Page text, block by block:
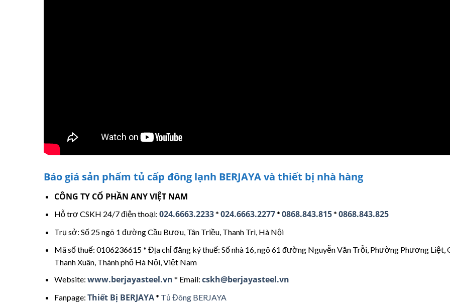
Báo giá sản phẩm tủ cấp đông lạnh BERJAYA và thiết bị nhà hàng
CÔNG TY CỔ PHẦN ANY VIỆT NAM
Hỗ trợ CSKH 24/7 điện thoại: 024.6663.2233* 024.6663.2277* 0868.843.815* 0868.843.825
Trụ sở: Số 25 ngõ 1 đường Cầu Bươu, Tân Triều, Thanh Trì, Hà Nội
Mã số thuế: 0106236615 * Địa chỉ đăng ký thuế: Số nhà 16, ngõ 61 đường Nguyễn Văn Trỗi, Phường Phương Liệt,
Thanh Xuân, Thành phố Hà Nội, Việt Nam
Website: www.berjayasteel.vn * Email: cskh@berjayasteel.vn
Fanpage: Thiết Bị BERJAYA* Tủ Đông BERJAYA